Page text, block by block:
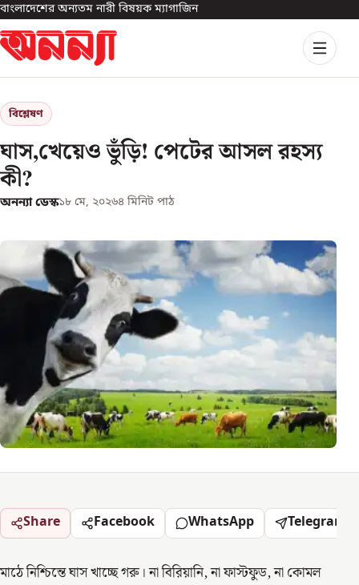
বাংলাদেশের অন্যতম নারী বিষয়ক ম্যাগাজিন
বিশ্লেষণ
ঘাস,খেয়েও ভুঁড়ি! পেটের আসল রহস্য
কী?
অনন্যা ডেস্ক১৮ মে, ২০২৬৪ মিনিট পাঠ
Share Facebook WhatsApp Telegram
মাঠে নিশ্চিন্তে ঘাস খাচ্ছে গরু। না বিরিয়ানি, না ফাস্টফুড, না কোমল